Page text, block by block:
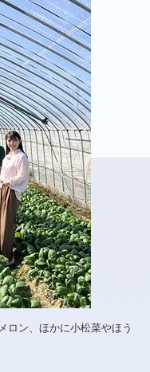
ロン、ほかに小松菜やほう